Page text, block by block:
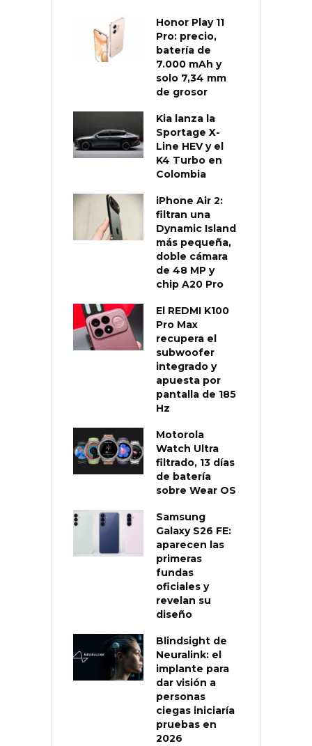
Honor Play 11
Pro: precio,
batería de
7.000 mAh y
solo 7,34 mm
de grosor
Kia lanza la
Sportage X-
Line HEV y el
K4 Turbo en
Colombia
iPhone Air 2:
filtran una
Dynamic Island
más pequeña,
doble cámara
de 48 MP y
chip A20 Pro
El REDMI K100
Pro Max
recupera el
subwoofer
integrado y
apuesta por
pantalla de 185
Hz
Motorola
Watch Ultra
filtrado, 13 días
de batería
sobre Wear OS
Samsung
Galaxy S26 FE:
aparecen las
primeras
fundas
oficiales y
revelan su
diseño
Blindsight de
Neuralink: el
implante para
dar visión a
personas
ciegas iniciaría
pruebas en
2026